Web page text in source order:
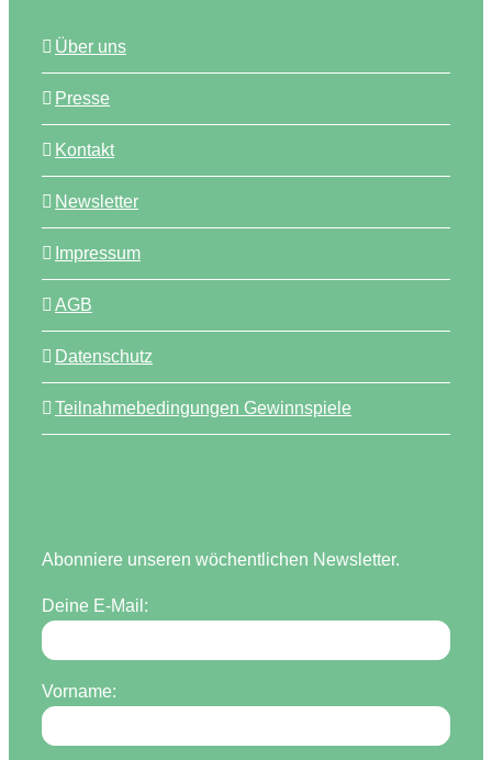
Über uns
Presse
Kontakt
Newsletter
Impressum
AGB
Datenschutz
Teilnahmebedingungen Gewinnspiele
Abonniere unseren wöchentlichen Newsletter.
Deine E-Mail:
Vorname: